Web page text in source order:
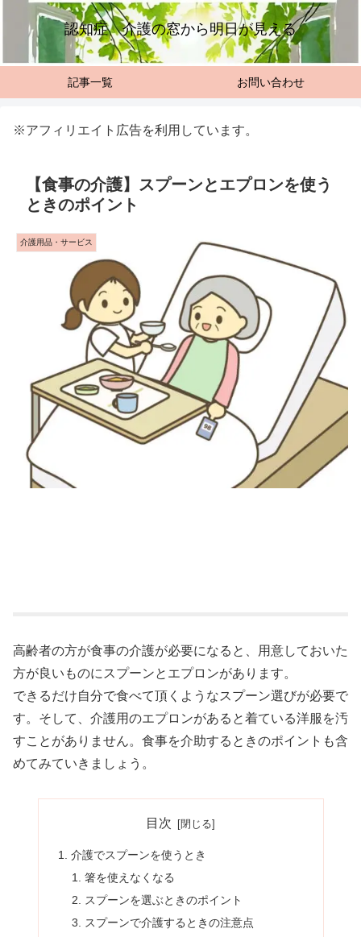
認知症 介護の窓から明日が見える
記事一覧 お問い合わせ
※アフィリエイト広告を利用しています。
【食事の介護】スプーンとエプロンを使う
ときのポイント
介護用品・サービス
高齢者の方が食事の介護が必要になると、用意しておいた
方が良いものにスプーンとエプロンがあります。
できるだけ自分で食べて頂くようなスプーン選びが必要で
す。そして、介護用のエプロンがあると着ている洋服を汚
すことがありません。食事を介助するときのポイントも含
めてみていきましょう。
目次
介護でスプーンを使うとき
箸を使えなくなる
スプーンを選ぶときのポイント
スプーンで介護するときの注意点